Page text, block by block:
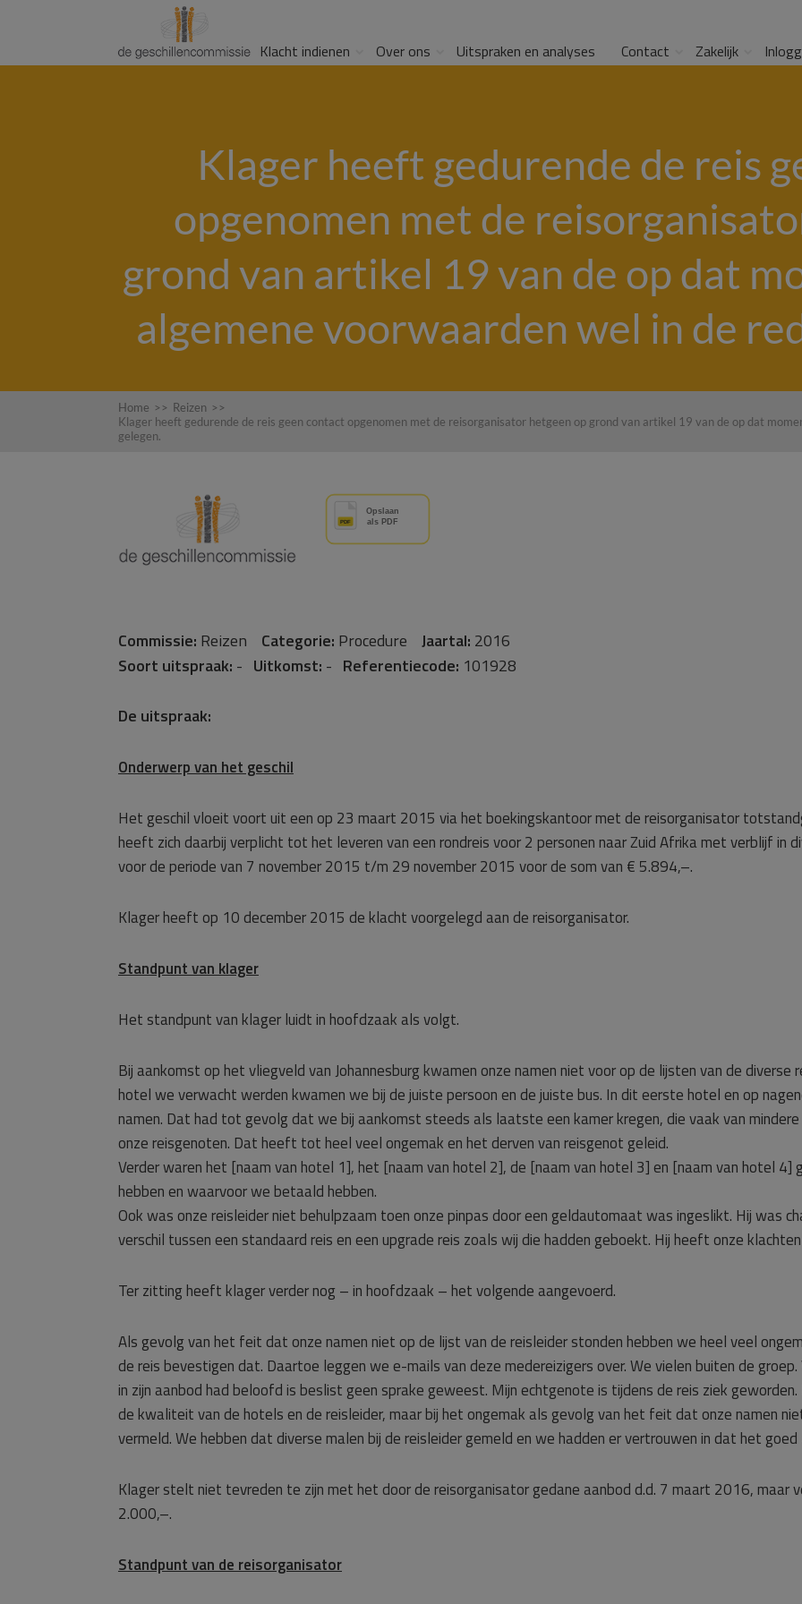
Klacht indienen Over ons Uitspraken en analyses Contact Zakelijk
Klager heeft gedurende de reis
opgenomen met de
grond van artikel 19 van de op dat
algemene voorwaarden wel in de
Home >> Reizen >>
Klager heeft gedurende de reis geen contact opgenomen met de reisorganisator hetgeen op grond van artikel 19 van de op dat
gelegen.
Commissie: Reizen Categorie: Procedure Jaartal: 2016
Soort uitspraak: - Uitkomst: - Referentiecode: 101928
De uitspraak:
Onderwerp van het geschil
Het geschil vloeit voort uit een op 23 maart 2015 via het boekingskantoor met de reisorganisator
heeft zich daarbij verplicht tot het leveren van een rondreis voor 2 personen naar Zuid Afrika met verblijf in
voor de periode van 7 november 2015 t/m 29 november 2015 voor de som van € 5.894,–.
Klager heeft op 10 december 2015 de klacht voorgelegd aan de reisorganisator.
Standpunt van klager
Het standpunt van klager luidt in hoofdzaak als volgt.
Bij aankomst op het vliegveld van Johannesburg kwamen onze namen niet voor op de lijsten van de
hotel we verwacht werden kwamen we bij de juiste persoon en de juiste bus. In dit eerste hotel en op
namen. Dat had tot gevolg dat we bij aankomst steeds als laatste een kamer kregen, die vaak van
onze reisgenoten. Dat heeft tot heel veel ongemak en het derven van reisgenot geleid.
Verder waren het [naam van hotel 1], het [naam van hotel 2], de [naam van hotel 3] en [naam van hotel
hebben en waarvoor we betaald hebben.
Ook was onze reisleider niet behulpzaam toen onze pinpas door een geldautomaat was ingeslikt. Hij was
verschil tussen een standaard reis en een upgrade reis zoals wij die hadden geboekt. Hij heeft onze
Ter zitting heeft klager verder nog – in hoofdzaak – het volgende aangevoerd.
Als gevolg van het feit dat onze namen niet op de lijst van de reisleider stonden hebben we heel veel
de reis bevestigen dat. Daartoe leggen we e-mails van deze medereizigers over. We vielen buiten de
in zijn aanbod had beloofd is beslist geen sprake geweest. Mijn echtgenote is tijdens de reis ziek
de kwaliteit van de hotels en de reisleider, maar bij het ongemak als gevolg van het feit dat onze namen
vermeld. We hebben dat diverse malen bij de reisleider gemeld en we hadden er vertrouwen in dat het
Klager stelt niet tevreden te zijn met het door de reisorganisator gedane aanbod d.d. 7 maart 2016, maar
2.000,–.
Standpunt van de reisorganisator